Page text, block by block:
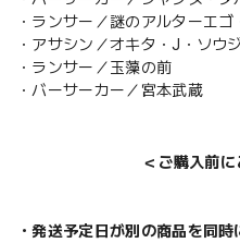
・ランサー／謎のアルターエゴ
・アサシン／オキタ・J・ソウ
・ランサー／玉藻の前
・バーサーカー／宮本武蔵
＜ご購入前
・発送予定日が別の商品を同